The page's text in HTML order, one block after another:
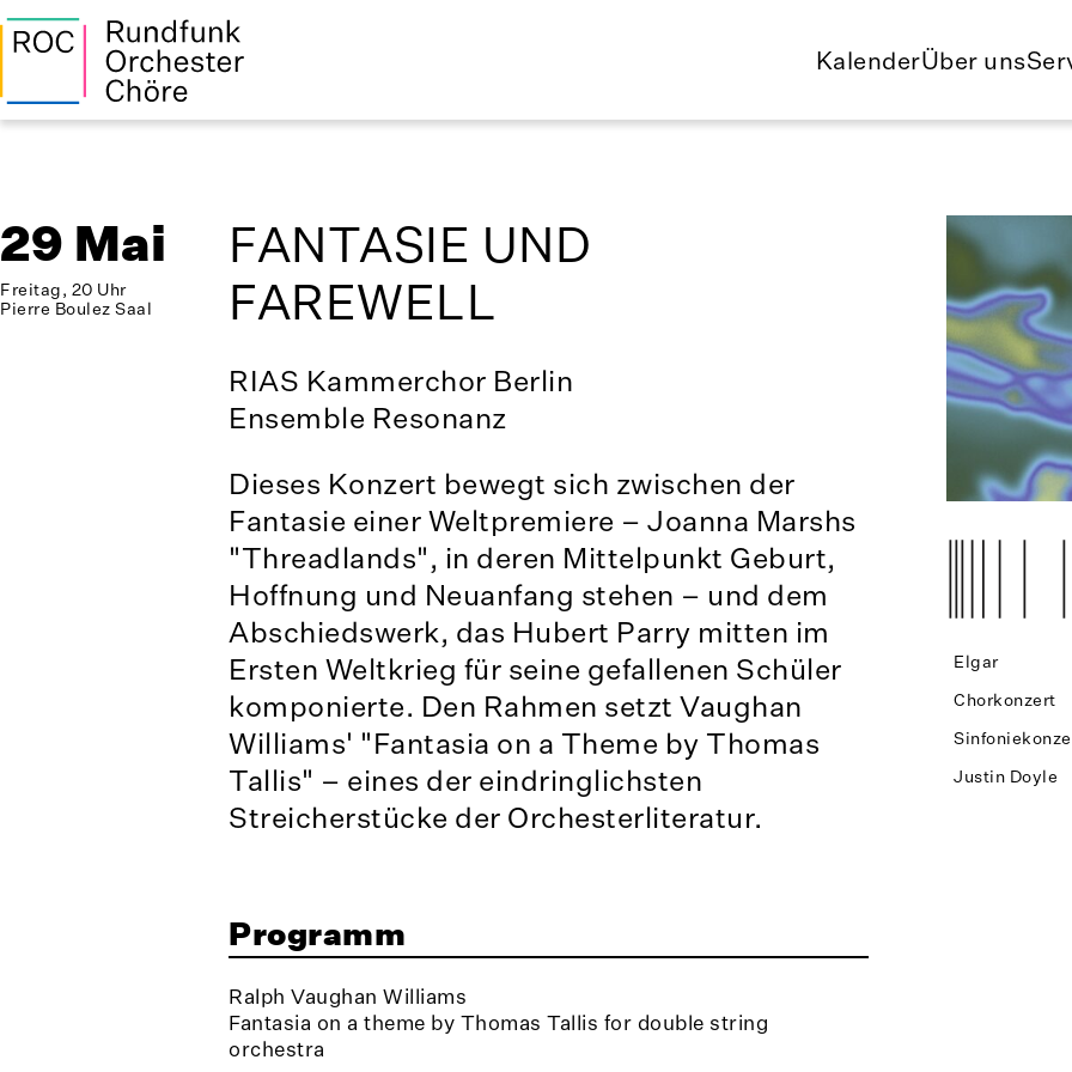
KalenderÜber uns
29 Mai
Freitag, 20 Uhr
Pierre Boulez Saal
Elgar
Chorkonzert
Justin Doyle
FANTASIE UND
FAREWELL
RIAS Kammerchor Berlin
Ensemble Resonanz
Dieses Konzert bewegt sich zwischen der
Fantasie einer Weltpremiere – Joanna Marshs
"Threadlands", in deren Mittelpunkt Geburt,
Hoffnung und Neuanfang stehen – und dem
Abschiedswerk, das Hubert Parry mitten im
Ersten Weltkrieg für seine gefallenen Schüler
komponierte. Den Rahmen setzt Vaughan
Williams' "Fantasia on a Theme by Thomas
Tallis" – eines der eindringlichsten
Streicherstücke der Orchesterliteratur.
Programm
Ralph Vaughan Williams
Fantasia on a theme by Thomas Tallis for double string
orchestra